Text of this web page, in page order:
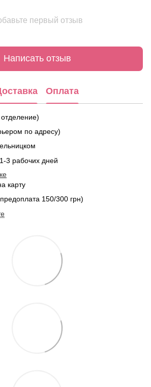
первый отзыв
Написать отзыв
Оплата
по адресу)
3 рабочих дней
карту
150/300 грн)